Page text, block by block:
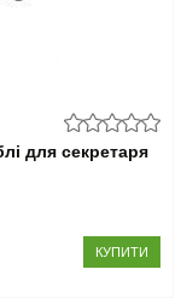
для секретаря
КУПИТИ